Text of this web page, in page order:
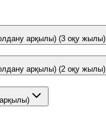
арқылы) (3 оқу жылы)
арқылы) (2 оқу жылы)